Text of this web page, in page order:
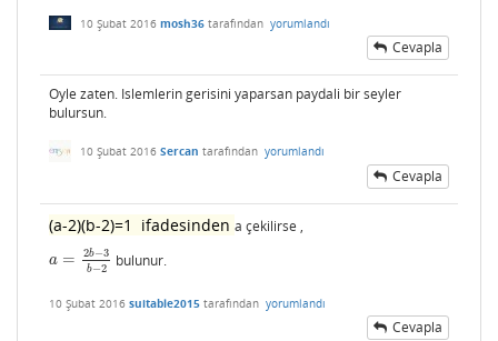
10 Şubat 2016 mosh36 tarafından yorumlandı
Cevapla
Oyle zaten. Islemlerin gerisini yaparsan paydali bir seyler
bulursun.
10 Şubat 2016 Sercan tarafından yorumlandı
Cevapla
(a-2)(b-2)=1 ifadesinden a çekilirse ,
a = 2b−3
b−2
a=2b −3b− 2bulunur.
10 Şubat 2016 suitable2015 tarafından yorumlandı
Cevapla